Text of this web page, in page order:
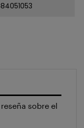
sobre el